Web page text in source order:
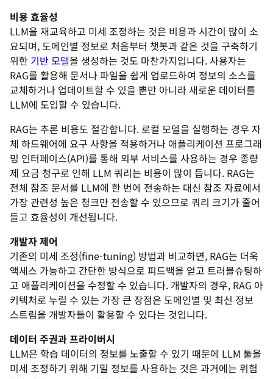
비용 효율성
LLM을 재교육하고 미세 조정하는 것은 비용과 시간이 많이 소
요되며, 도메인별 정보로 처음부터 챗봇과 같은 것을 구축하기
위한 기반 모델을 생성하는 것도 마찬가지입니다. 사용자는
RAG를 활용해 문서나 파일을 쉽게 업로드하여 정보의 소스를
교체하거나 업데이트할 수 있을 뿐만 아니라 새로운 데이터를
LLM에 도입할 수 있습니다.
RAG는 추론 비용도 절감합니다. 로컬 모델을 실행하는 경우 자
체 하드웨어에 요구 사항을 적용하거나 애플리케이션 프로그래
밍 인터페이스(API)를 통해 외부 서비스를 사용하는 경우 종량
제 요금 청구로 인해 LLM 쿼리는 비용이 많이 듭니다. RAG는
전체 참조 문서를 LLM에 한 번에 전송하는 대신 참조 자료에서
가장 관련성 높은 청크만 전송할 수 있으므로 쿼리 크기가 줄어
들고 효율성이 개선됩니다.
개발자 제어
기존의 미세 조정(fine-tuning) 방법과 비교하면, RAG는 더욱
액세스 가능하고 간단한 방식으로 피드백을 얻고 트러블슈팅하
고 애플리케이션을 수정할 수 있습니다. 개발자의 경우, RAG 아
키텍처로 누릴 수 있는 가장 큰 장점은 도메인별 및 최신 정보
스트림을 개발자들이 활용할 수 있다는 것입니다.
데이터 주권과 프라이버시
LLM은 학습 데이터의 정보를 노출할 수 있기 때문에 LLM 툴을
미세 조정하기 위해 기밀 정보를 사용하는 것은 과거에는 위험